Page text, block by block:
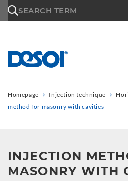
SEARCH TERM
Homepage Injection technique
method for masonry with cavities
INJECTION
MASONRY WITH